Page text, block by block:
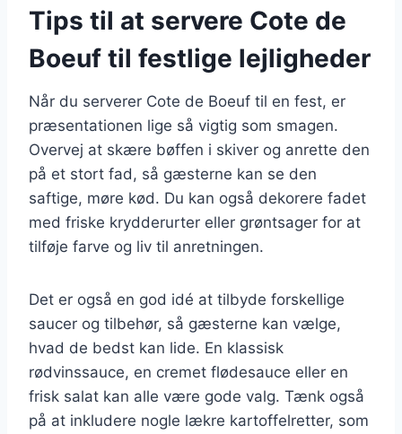
Tips til at servere Cote de
Boeuf til festlige lejligheder
Når du serverer Cote de Boeuf til en fest, er
præsentationen lige så vigtig som smagen.
Overvej at skære bøffen i skiver og anrette den
på et stort fad, så gæsterne kan se den
saftige, møre kød. Du kan også dekorere fadet
med friske krydderurter eller grøntsager for at
tilføje farve og liv til anretningen.
Det er også en god idé at tilbyde forskellige
saucer og tilbehør, så gæsterne kan vælge,
hvad de bedst kan lide. En klassisk
rødvinssauce, en cremet flødesauce eller en
frisk salat kan alle være gode valg. Tænk også
på at inkludere nogle lækre kartoffelretter, som